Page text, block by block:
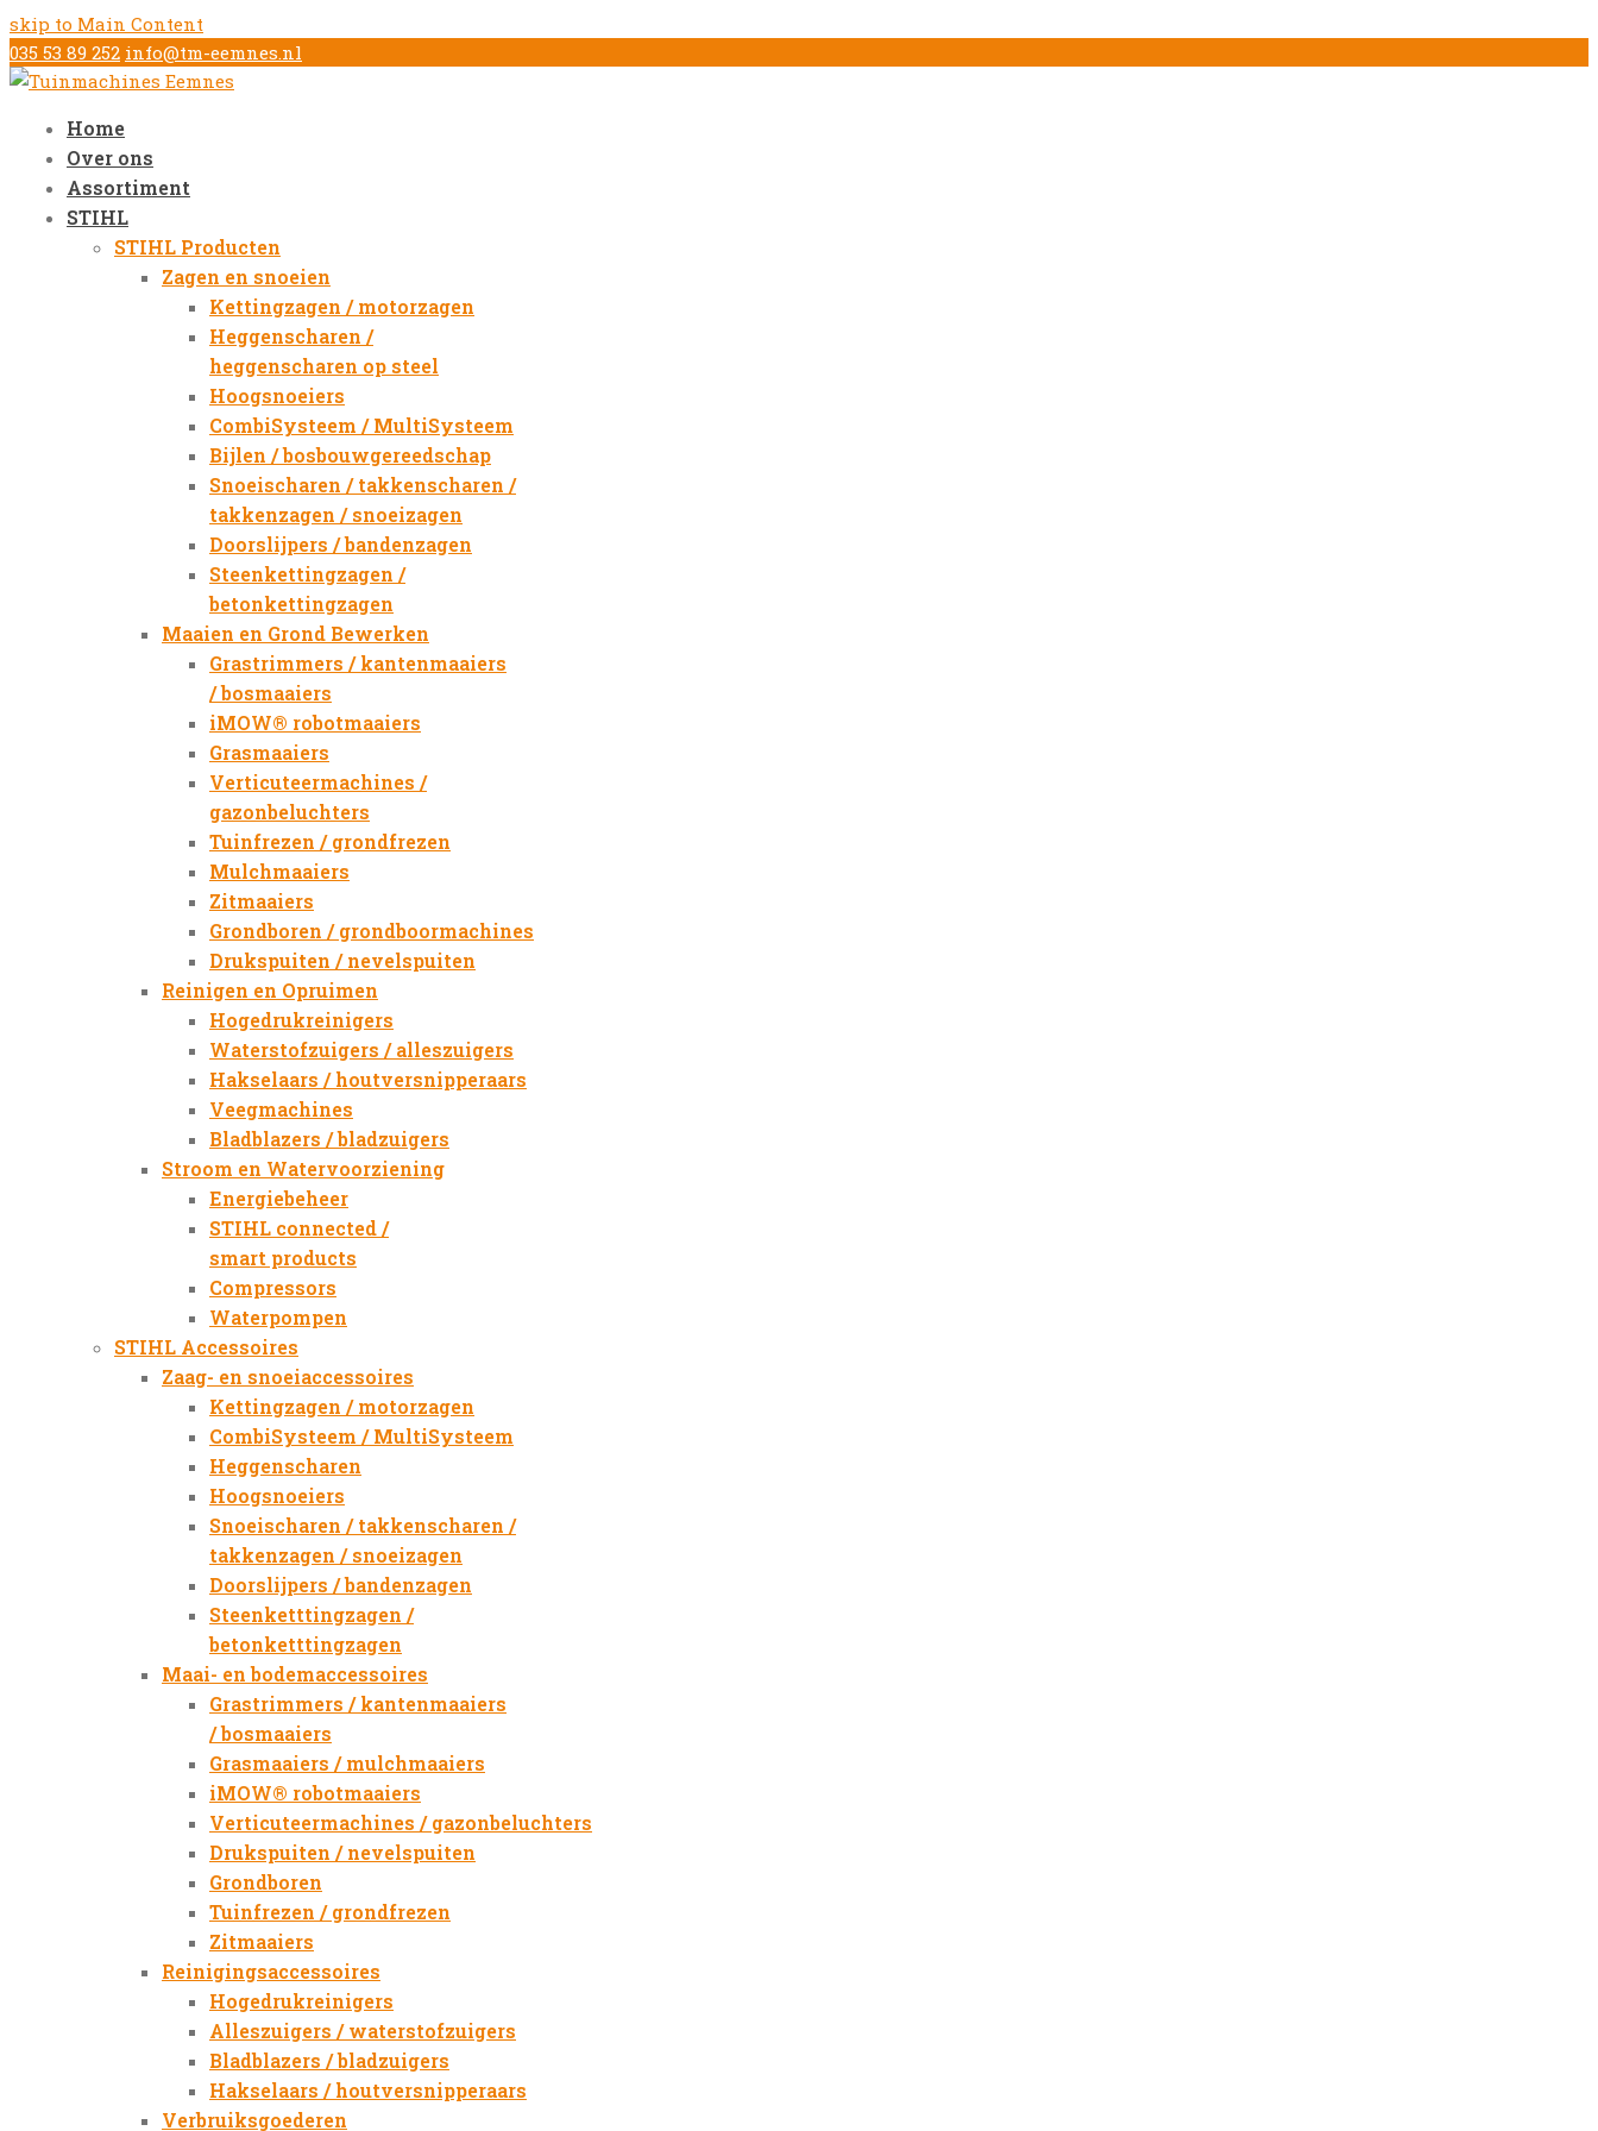
skip to Main Content
035 53 89 252 info@tm-eemnes.nl
Home
Over ons
Assortiment
STIHL
STIHL Producten
Zagen en snoeien
Kettingzagen / motorzagen
Heggenscharen /
heggenscharen op steel
Hoogsnoeiers
CombiSysteem / MultiSysteem
Bijlen / bosbouwgereedschap
Snoeischaren / takkenscharen /
takkenzagen / snoeizagen
Doorslijpers / bandenzagen
Steenkettingzagen /
betonkettingzagen
Maaien en Grond Bewerken
Grastrimmers / kantenmaaiers
/ bosmaaiers
iMOW® robotmaaiers
Grasmaaiers
Verticuteermachines /
gazonbeluchters
Tuinfrezen / grondfrezen
Mulchmaaiers
Zitmaaiers
Grondboren / grondboormachines
Drukspuiten / nevelspuiten
Reinigen en Opruimen
Hogedrukreinigers
Waterstofzuigers / alleszuigers
Hakselaars / houtversnipperaars
Veegmachines
Bladblazers / bladzuigers
Stroom en Watervoorziening
Energiebeheer
STIHL connected /
smart products
Compressors
Waterpompen
STIHL Accessoires
Zaag- en snoeiaccessoires
Kettingzagen / motorzagen
CombiSysteem / MultiSysteem
Heggenscharen
Hoogsnoeiers
Snoeischaren / takkenscharen /
takkenzagen / snoeizagen
Doorslijpers / bandenzagen
Steenketttingzagen /
betonketttingzagen
Maai- en bodemaccessoires
Grastrimmers / kantenmaaiers
/ bosmaaiers
Grasmaaiers / mulchmaaiers
iMOW® robotmaaiers
Verticuteermachines / gazonbeluchters
Drukspuiten / nevelspuiten
Grondboren
Tuinfrezen / grondfrezen
Zitmaaiers
Reinigingsaccessoires
Hogedrukreinigers
Alleszuigers / waterstofzuigers
Bladblazers / bladzuigers
Hakselaars / houtversnipperaars
Verbruiksgoederen